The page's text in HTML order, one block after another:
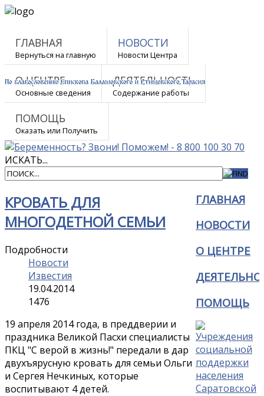
ГЛАВНАЯ
Вернуться на главную
НОВОСТИ
Новости Центра
О ЦЕНТРЕ
Основные сведения
ДЕЯТЕЛЬНОСТЬ
Содержание работы
ПОМОЩЬ
Оказать или Получить
ИСКАТЬ...
КРОВАТЬ ДЛЯ
МНОГОДЕТНОЙ СЕМЬИ
Подробности
Новости
Известия
19.04.2014
1476
19 апреля 2014 года, в преддверии и
праздника Великой Пасхи специалисты
ПКЦ "С верой в жизнь!" передали в дар
двухъярусную кровать для семьи Ольги
и Сергея Нечкиных, которые
воспитывают 4 детей.
ГЛАВНАЯ
НОВОСТИ
О ЦЕНТРЕ
ПОМОЩЬ